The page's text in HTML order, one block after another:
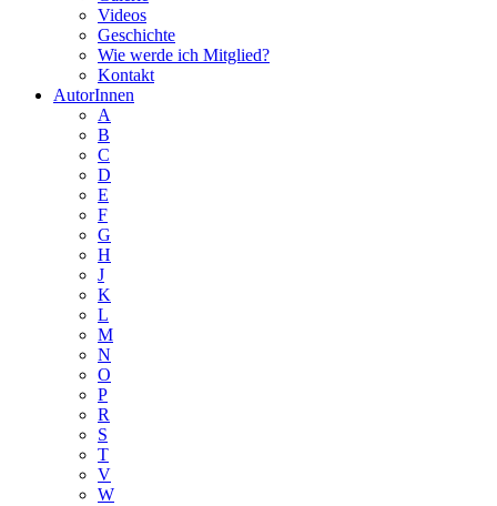
Videos
Geschichte
Wie werde ich Mitglied?
Kontakt
AutorInnen
A
B
C
D
E
F
G
H
J
K
L
M
N
O
P
R
S
T
V
W